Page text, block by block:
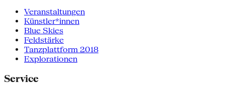
Veranstaltungen
Künstler*innen
Blue Skies
Feldstärke
Tanzplattform 2018
Explorationen
Service